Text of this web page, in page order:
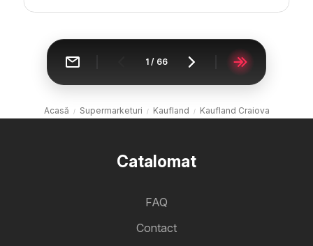
1 / 66
Acasă Supermarketuri Kaufland Kaufland Craiova
Catalomat
FAQ
Contact